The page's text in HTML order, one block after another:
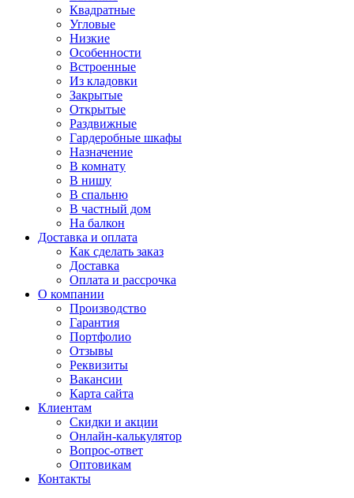
Квадратные
Угловые
Низкие
Особенности
Встроенные
Из кладовки
Закрытые
Открытые
Раздвижные
Гардеробные шкафы
Назначение
В комнату
В нишу
В спальню
В частный дом
На балкон
Доставка и оплата
Как сделать заказ
Доставка
Оплата и рассрочка
О компании
Производство
Гарантия
Портфолио
Отзывы
Реквизиты
Вакансии
Карта сайта
Клиентам
Скидки и акции
Онлайн-калькулятор
Вопрос-ответ
Оптовикам
Контакты